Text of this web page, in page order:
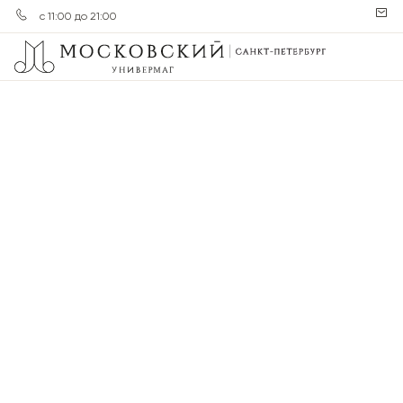
с 11:00 до 21:00